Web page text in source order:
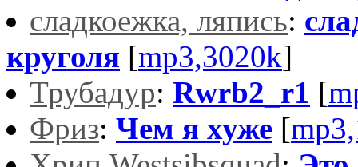
сладкоежка, ляпись:
круголя [mp3,3020k]
Трубадур: Rwrb2_r1 [
Фриз: Чем я хуже [